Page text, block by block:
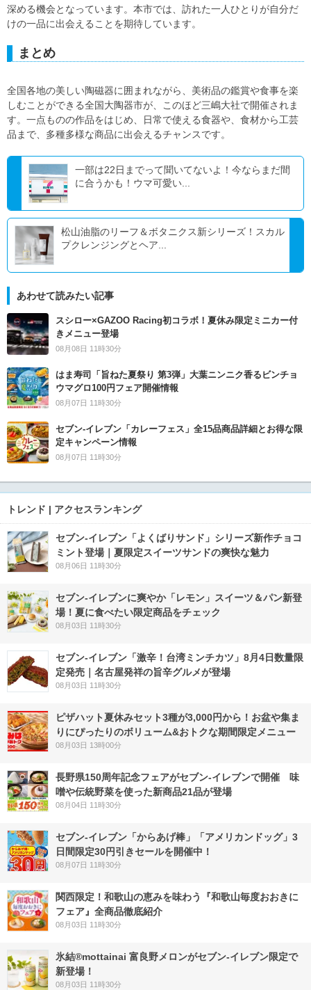
深める機会となっています。本市では、訪れた一人ひとりが自分だ
けの一品に出会えることを期待しています。
まとめ
全国各地の美しい陶磁器に囲まれながら、美術品の鑑賞や食事を楽
しむことができる全国大陶器市が、このほど三嶋大社で開催されま
す。一点ものの作品をはじめ、日常で使える食器や、食材から工芸
品まで、多種多様な商品に出会えるチャンスです。
一部は22日までって聞いてないよ！今ならまだ間
に合うかも！ウマ可愛い...
松山油脂のリーフ＆ボタニクス新シリーズ！スカル
プクレンジングとヘア...
あわせて読みたい記事
スシロー×GAZOO Racing初コラボ！夏休み限定ミニカー付
きメニュー登場
08月08日 11時30分
はま寿司「旨ねた夏祭り 第3弾」大葉ニンニク香るビンチョ
ウマグロ100円フェア開催情報
08月07日 11時30分
セブン‐イレブン「カレーフェス」全15品商品詳細とお得な限
定キャンペーン情報
08月07日 11時30分
トレンド | アクセスランキング
セブン‐イレブン「よくばりサンド」シリーズ新作チョコ
ミント登場｜夏限定スイーツサンドの爽快な魅力
08月06日 11時30分
セブン‐イレブンに爽やか「レモン」スイーツ＆パン新登
場！夏に食べたい限定商品をチェック
08月03日 11時30分
セブン-イレブン「激辛！台湾ミンチカツ」8月4日数量限
定発売｜名古屋発祥の旨辛グルメが登場
08月03日 11時30分
ピザハット夏休みセット3種が3,000円から！お盆や集ま
りにぴったりのボリューム&おトクな期間限定メニュー
08月03日 13時00分
長野県150周年記念フェアがセブン-イレブンで開催 味
噌や伝統野菜を使った新商品21品が登場
08月04日 11時30分
セブン‐イレブン「からあげ棒」「アメリカンドッグ」3
日間限定30円引きセールを開催中！
08月07日 11時30分
関西限定！和歌山の恵みを味わう『和歌山毎度おおきに
フェア』全商品徹底紹介
08月03日 11時30分
氷結®mottainai 富良野メロンがセブン‐イレブン限定で
新登場！
08月03日 11時30分